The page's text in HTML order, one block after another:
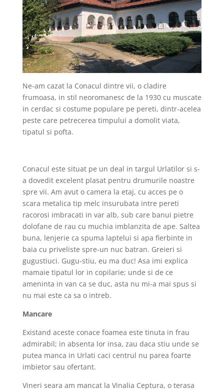
Ne-am cazat la Conacul dintre vii, o cladire
frumoasa, in stil neoromanesc de la 1930 cu muscate
in cerdac si costume populare pe pereti, dintr-acelea
peste care petrecerea timpului a domolit viata,
tipatul si pofta.
Conacul este situat pe un deal in targul Urlatilor si s-
a dovedit excelent plasat pentru drumurile noastre
spre vii. Am avut o camera la etaj, cu acces pe o
scara metalica tip melc insurubata intre pereti
racorosi imbracati in var alb, sub care banui pietre
dolofane de rau cu muchia imblanzita de ape. Saltea
buna, lenjerie ca spuma laptelui si apa fierbinte in
baia cu priveliste spre-un nuc batran. Greieri si
gugustiuci. Gugu-stiu, eu ma duc! Asa imi explica
mamaie tipatul lor in copilarie; unde si de ce
ameninta in van ca se duc, asta nu mi-a mai spus si
nu mai este ca sa o intreb.
Mancare
Existand aceste conace foamea este tinuta in frau
admirabil; in absenta lor insa, zau daca stiu unde se
putea manca in Urlati caci centrul nu parea foarte
imbietor sau ofertant.
Vineri seara am mancat la Vinalia Ceptura, o terasa